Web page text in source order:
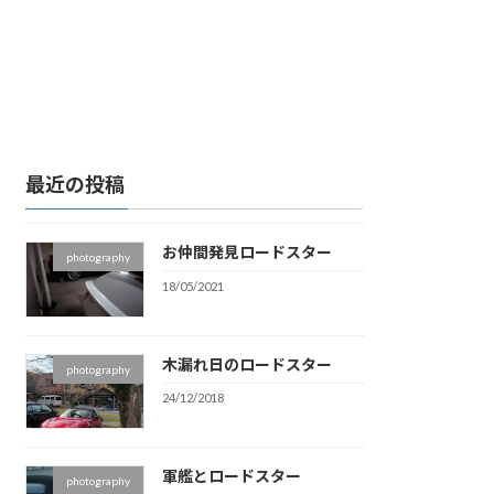
最近の投稿
photography お仲間発見ロードスター
18/05/2021
photography 木漏れ日のロードスター
24/12/2018
photography 軍艦とロードスター